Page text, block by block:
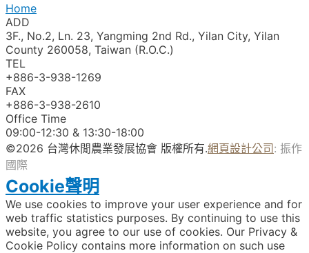
Home
ADD
3F., No.2, Ln. 23, Yangming 2nd Rd., Yilan City, Yilan
County 260058, Taiwan (R.O.C.)
TEL
+886-3-938-1269​
FAX
+886-3-938-2610
Office Time
09:00-12:30 & 13:30-18:00
©2026 台灣休閒農業發展協會 版權所有.網頁設計公司: 振作
國際
Cookie聲明
We use cookies to improve your user experience and for
web traffic statistics purposes. By continuing to use this
website, you agree to our use of cookies. Our Privacy &
Cookie Policy contains more information on such use